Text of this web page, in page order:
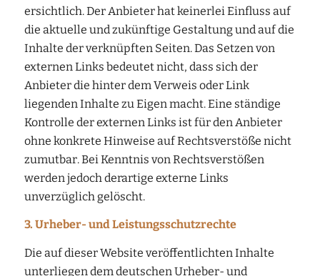
ersichtlich. Der Anbieter hat keinerlei Einfluss auf
die aktuelle und zukünftige Gestaltung und auf die
Inhalte der verknüpften Seiten. Das Setzen von
externen Links bedeutet nicht, dass sich der
Anbieter die hinter dem Verweis oder Link
liegenden Inhalte zu Eigen macht. Eine ständige
Kontrolle der externen Links ist für den Anbieter
ohne konkrete Hinweise auf Rechtsverstöße nicht
zumutbar. Bei Kenntnis von Rechtsverstößen
werden jedoch derartige externe Links
unverzüglich gelöscht.
3. Urheber- und Leistungsschutzrechte
Die auf dieser Website veröffentlichten Inhalte
unterliegen dem deutschen Urheber- und